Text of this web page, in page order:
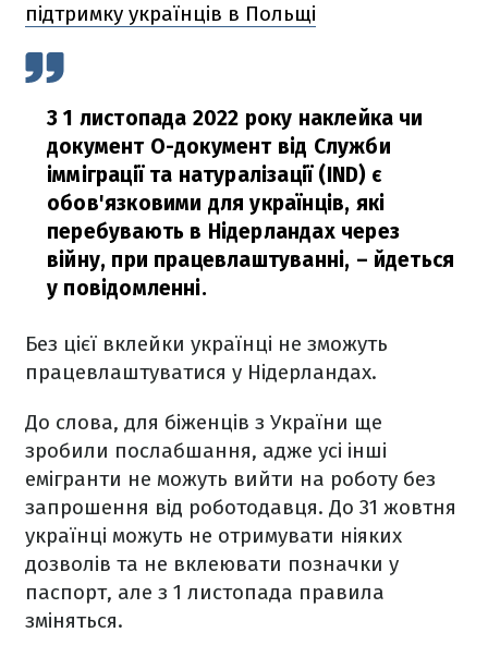
підтримку українців в Польщі
З 1 листопада 2022 року наклейка чи
документ О-документ від Служби
імміграції та натуралізації (IND) є
обов'язковими для українців, які
перебувають в Нідерландах через
війну, при працевлаштуванні, – йдеться
у повідомленні.
Без цієї вклейки українці не зможуть
працевлаштуватися у Нідерландах.
До слова, для біженців з України ще
зробили послабшання, адже усі інші
емігранти не можуть вийти на роботу без
запрошення від роботодавця. До 31 жовтня
українці можуть не отримувати ніяких
дозволів та не вклеювати позначки у
паспорт, але з 1 листопада правила
зміняться.